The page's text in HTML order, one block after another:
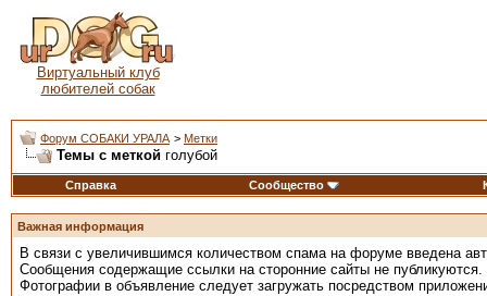
Виртуальный клуб
любителей собак
Форум СОБАКИ УРАЛА > Метки
Темы с меткой голубой
Справка Сообщество
Важная информация
В связи с увеличившимся количеством спама на форуме введена
Сообщения содержащие ссылки на сторонние сайты не публикуются.
Фотографии в объявление следует загружать посредством